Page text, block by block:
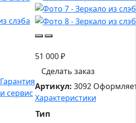
Гарантия
и сервис
51 000₽
Сделать заказ
Артикул: 3092
Характеристики
Тип